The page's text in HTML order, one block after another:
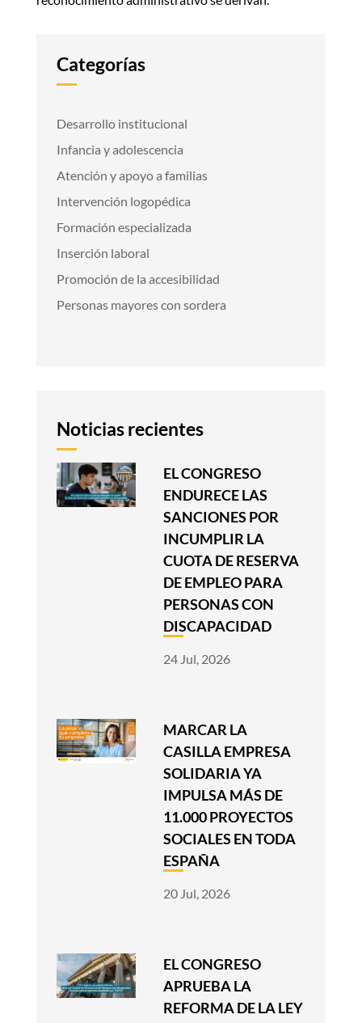
Categorías
Desarrollo institucional
Infancia y adolescencia
Atención y apoyo a familias
Intervención logopédica
Formación especializada
Inserción laboral
Promoción de la accesibilidad
Personas mayores con sordera
EL CONGRESO
ENDURECE LAS
SANCIONES POR
INCUMPLIR LA
CUOTA DE RESERVA
DE EMPLEO PARA
PERSONAS CON
DISCAPACIDAD
24 Jul, 2026
MARCAR LA
CASILLA EMPRESA
SOLIDARIA YA
IMPULSA MÁS DE
11.000 PROYECTOS
SOCIALES EN TODA
ESPAÑA
20 Jul, 2026
EL CONGRESO
APRUEBA LA
REFORMA DE LA LEY
Noticias recientes